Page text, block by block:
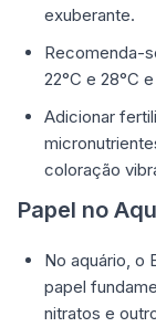
exuberante.
Recomenda-
22°C e 28°C
Adicionar
coloração
Papel no
No aquário, o
papel
nitratos e